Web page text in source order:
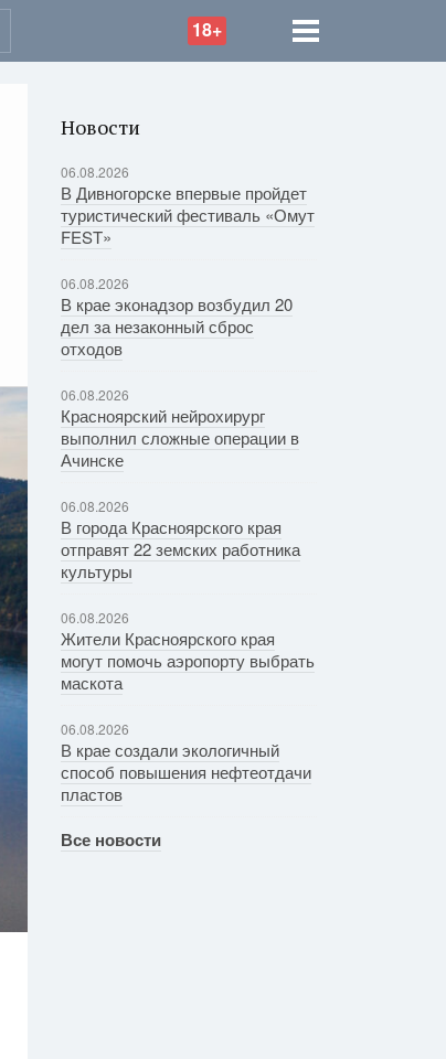
18+
Новости
06.08.2026
В Дивногорске впервые пройдет
туристический фестиваль «Омут
FEST»
06.08.2026
В крае эконадзор возбудил 20
дел за незаконный сброс
отходов
06.08.2026
Красноярский нейрохирург
выполнил сложные операции в
Ачинске
06.08.2026
В города Красноярского края
отправят 22 земских работника
культуры
06.08.2026
Жители Красноярского края
могут помочь аэропорту выбрать
маскота
06.08.2026
В крае создали экологичный
способ повышения нефтеотдачи
пластов
Все новости